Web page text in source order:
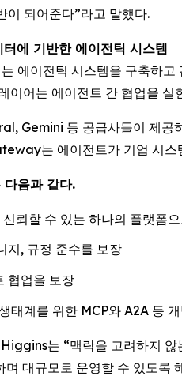
이 되어준다”라고 말했다.
에 기반한 에이전틱 시스템
에이전틱 시스템을 구축하
이어는 에이전트 간 협업을
Gemini 등 공급사들이 제공
는 에이전트가 기업 시스
음과 같다.
뢰할 수 있는 하나의 플랫폼
지, 규정 준수를 보장
협업을 보장
태계를 위한 MCP와 A2A 등
는 “맥락을 고려하지
대규모로 운영할 수 있도록